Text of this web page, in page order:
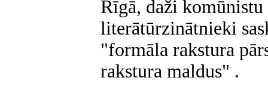
Rīgā, daži
literātūrzinātnieki
"formāla rakstura
rakstura maldus" .